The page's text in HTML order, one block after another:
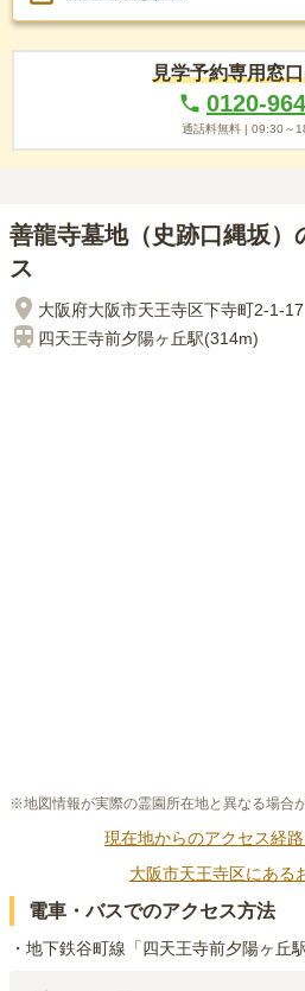
見学予約専用窓
0120-
通話料無料 | 09:30～
善龍寺墓地（史跡口縄坂）
ス
大阪府大阪市天王寺区下寺町2-1-17
四天王寺前夕陽ヶ丘駅(314m)
※地図情報が実際の霊園所在地と異なる場合
現在地からのアクセス経
大阪市天王寺区にある
電車・バスでのアクセス方法
・地下鉄谷町線「四天王寺前夕陽ヶ丘